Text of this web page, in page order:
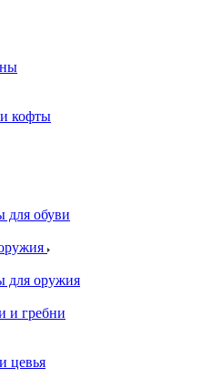
кофты
для обуви
для оружия
и гребни
цевья